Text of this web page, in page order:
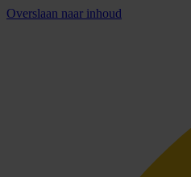
Overslaan naar inhoud